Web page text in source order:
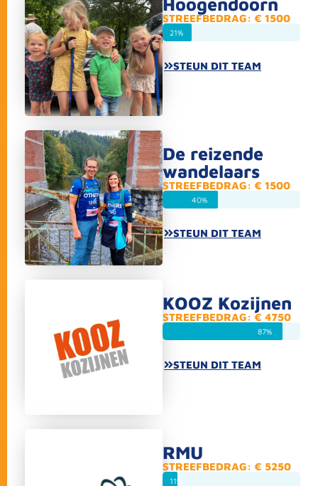
STREEFBEDRAG: € 1500
21%
STEUN DIT TEAM
De reizende
wandelaars
STREEFBEDRAG: € 1500
40%
STEUN DIT TEAM
KOOZ Kozijnen
STREEFBEDRAG: € 4750
87%
STEUN DIT TEAM
RMU
STREEFBEDRAG: € 5250
11%